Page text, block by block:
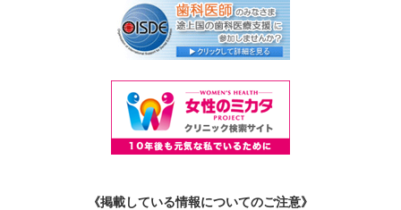
《掲載している情報についてのご注意》